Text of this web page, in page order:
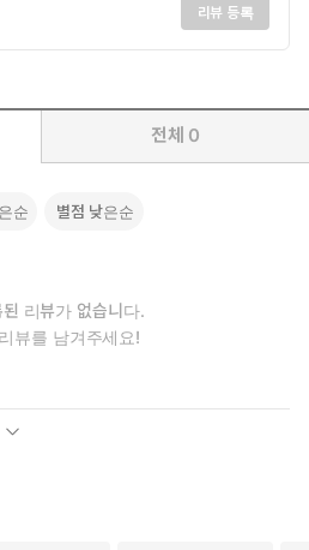
리뷰 등록
전체 0
순 별점 낮은순
된 리뷰가 없습니다.
뷰를 남겨주세요!